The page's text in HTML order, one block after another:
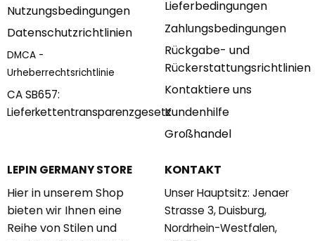
Nutzungsbedingungen
Datenschutzrichtlinien
DMCA -
Urheberrechtsrichtlinie
CA SB657:
Lieferkettentransparenzgesetz
Lieferbedingungen
Zahlungsbedingungen
Rückgabe- und
Rückerstattungsrichtlinien
Kontaktiere uns
Kundenhilfe
Großhandel
LEPIN GERMANY STORE
Hier in unserem Shop
bieten wir Ihnen eine
Reihe von Stilen und
KONTAKT
Unser Hauptsitz: Jenaer
Strasse 3, Duisburg,
Nordrhein-Westfalen,